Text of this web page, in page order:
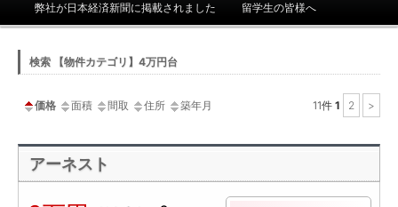
ニ
弊社が日本経済新聞に掲載されました 留学生の皆様へ
検索 【物件カテゴリ】4万円台
価格 面積 間取 住所 築年月 11件 1 2 >
アーネスト